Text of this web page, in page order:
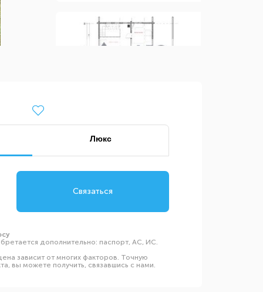
Люкс
Связаться
дополнительно: паспорт, АС, ИС.
зависит от многих факторов. Точную
вы можете получить, связавшись с нами.